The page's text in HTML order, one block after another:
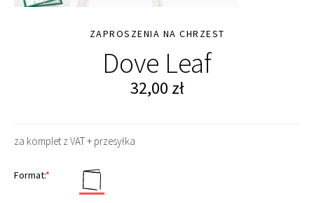
ZAPROSZENIA NA CHRZEST
Dove Leaf
32,00 zł
za komplet z VAT + przesyłka
Format:*